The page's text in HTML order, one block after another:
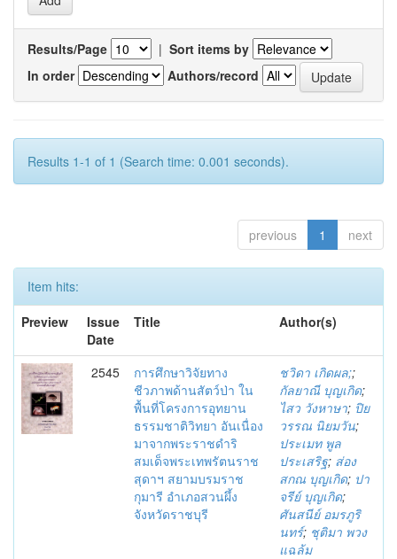
Results/Page | Sort items by
In order
Authors/record
Results 1-1 of 1 (Search time: 0.001 seconds).
previous 1 next
Item hits:
Preview
Issue
Date
Title Author(s)
2545
การศึกษาวิจัยทาง
ชีวภาพด้านสัตว์ป่า ใน
พื้นที่โครงการอุทยาน
ธรรมชาติวิทยา อันเนื่อง
มาจากพระราชดำริ
สมเด็จพระเทพรัตนราช
สุดาฯ สยามบรมราช
กุมารี อำเภอสวนผึ้ง
จังหวัดราชบุรี
ชวิดา เกิดผล;;
กัลยาณี บุญเกิด;
ไสว วังหาษา; ปิย
วรรณ นิยมวัน;
ประเมท พูล
ประเสริฐ; ส่อง
สกณ บุญเกิด; ปา
จรีย์ บุญเกิด;
ศันสนีย์ อมรภูริ
นทร์; ชุติมา พวง
แฉล้ม